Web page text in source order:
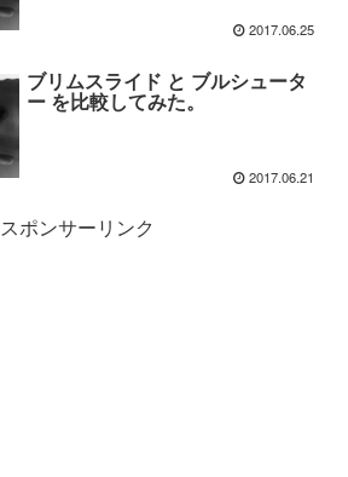
2017.06.25
ブリムスライド と ブルシュータ
ー を比較してみた。
2017.06.21
スポンサーリンク